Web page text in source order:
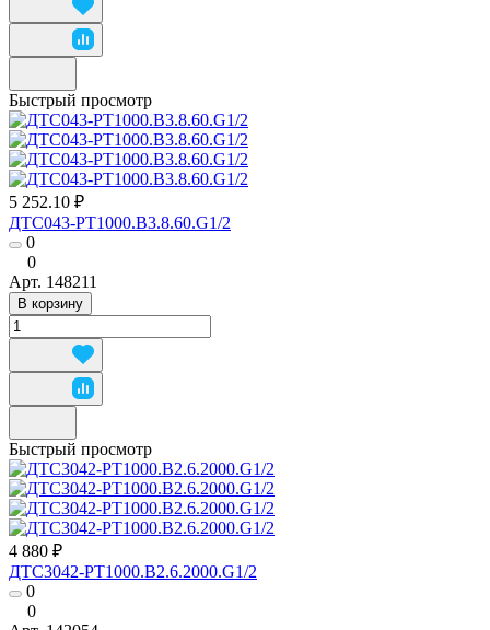
Быстрый просмотр
5 252.10 ₽
ДТС043-РТ1000.В3.8.60.G1/2
0
0
Арт. 148211
В корзину
Быстрый просмотр
4 880 ₽
ДТС3042-РТ1000.В2.6.2000.G1/2
0
0